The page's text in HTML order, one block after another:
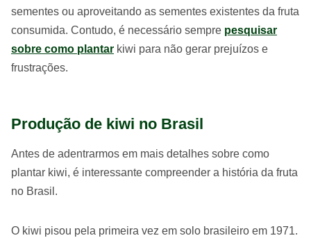
sementes ou aproveitando as sementes existentes da fruta
consumida. Contudo, é necessário sempre pesquisar
sobre como plantar kiwi para não gerar prejuízos e
frustrações.
Produção de kiwi no Brasil
Antes de adentrarmos em mais detalhes sobre como
plantar kiwi, é interessante compreender a história da fruta
no Brasil.
O kiwi pisou pela primeira vez em solo brasileiro em 1971.